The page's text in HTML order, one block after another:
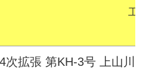
工
次拡張 第KH-3号 上山川